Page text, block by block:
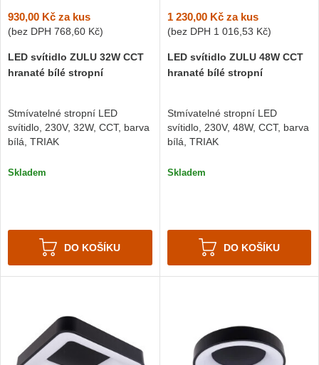
930,00 Kč za kus
(bez DPH 768,60 Kč)
LED svítidlo ZULU 32W CCT
hranaté bílé stropní
Stmívatelné stropní LED
svítidlo, 230V, 32W, CCT, barva
bílá, TRIAK
Skladem
DO KOŠÍKU
1 230,00 Kčza kus
(bez DPH 1 016,53 Kč)
LED svítidlo ZULU 48W CCT
hranaté bílé stropní
Stmívatelné stropní LED
svítidlo, 230V, 48W, CCT, barva
bílá, TRIAK
Skladem
DO KOŠÍKU